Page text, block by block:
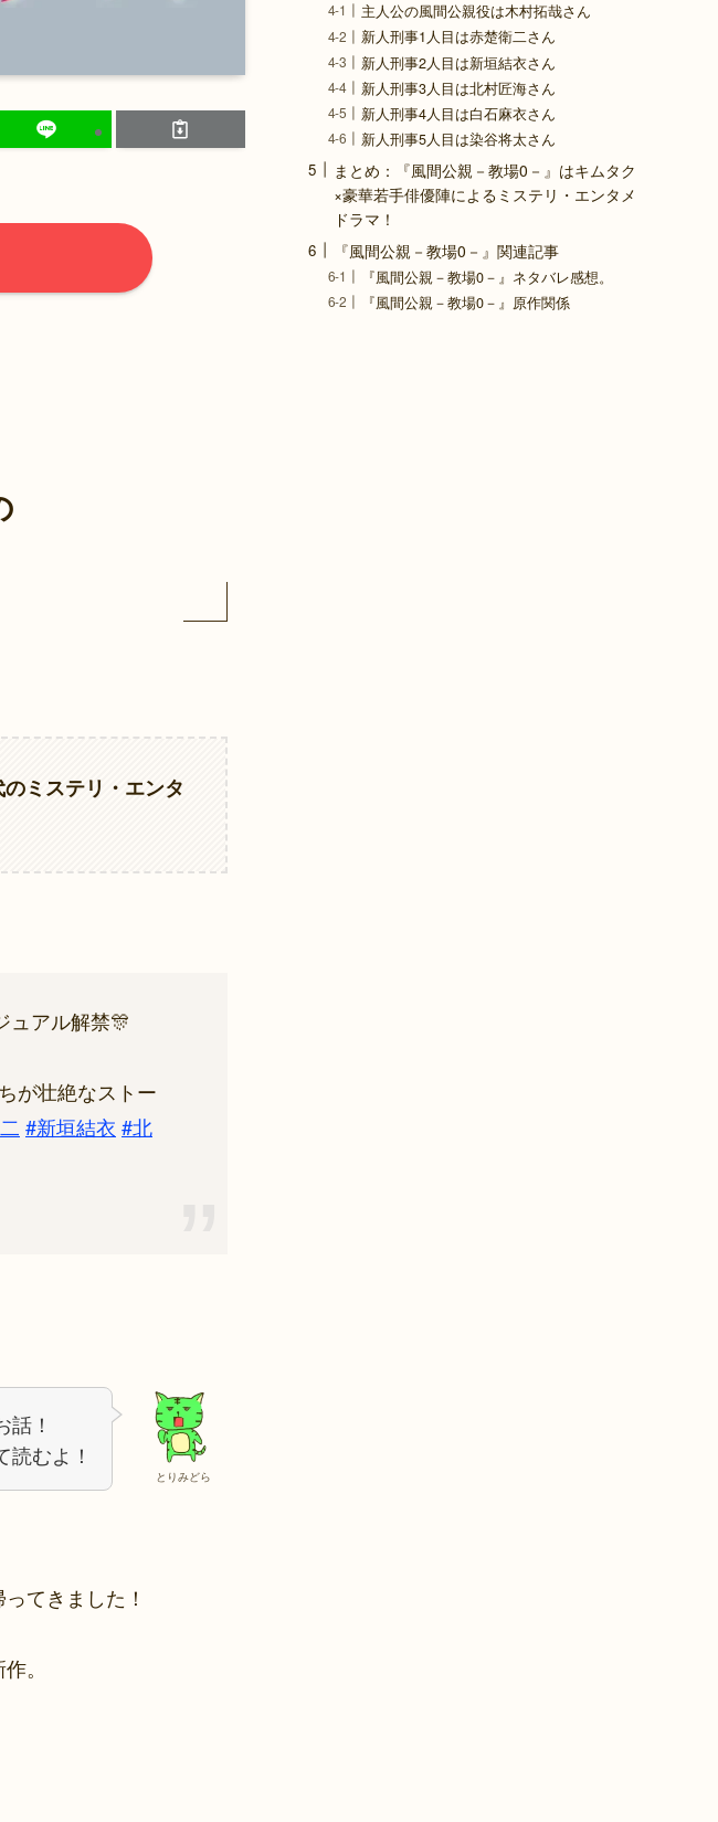
ミステリ・エンタ
ュアル解禁🎊
が壮絶なストー
#新垣結衣 #北
とりみどら
！
むよ！
てきました！
。
主人公の風間公親役は木村拓哉さん
新人刑事1人目は赤楚衛二さん
新人刑事2人目は新垣結衣さん
新人刑事3人目は北村匠海さん
新人刑事4人目は白石麻衣さん
新人刑事5人目は染谷将太さん
まとめ：『風間公親－教場0－』はキムタク
×豪華若手俳優陣によるミステリ・エンタメ
ドラマ！
『風間公親－教場0－』関連記事
『風間公親－教場0－』ネタバレ感想。
『風間公親－教場0－』原作関係